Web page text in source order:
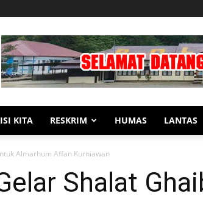
KITA RESKRIM HUMAS LANTAS
Almarhum Affan Kurniawan
Shalat